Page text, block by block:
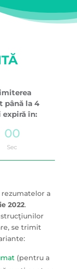
până la 4
expiră în:
00
Sec
a
2022.
se trimit
(pentru a